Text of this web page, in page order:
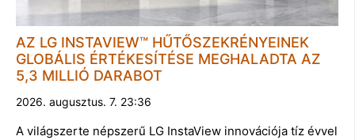
AZ LG INSTAVIEW™ HŰTŐSZEKRÉNYEINEK
GLOBÁLIS ÉRTÉKESÍTÉSE MEGHALADTA AZ
5,3 MILLIÓ DARABOT
2026. augusztus. 7. 23:36
A világszerte népszerű LG InstaView innovációja tíz évvel